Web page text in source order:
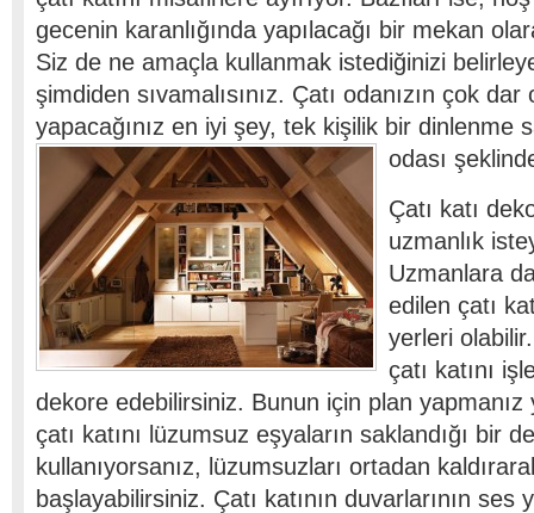
gecenin karanlığında yapılacağı bir mekan
Siz de ne amaçla kullanmak istediğinizi
şimdiden sıvamalısınız. Çatı odanızın çok
yapacağınız en iyi şey, tek kişilik bir dinlenme
odası
Çatı katı
uzmanlık
Uzmanlara
edilen çatı
yerleri
çatı katını
dekore edebilirsiniz. Bunun için plan
çatı katını lüzumsuz eşyaların saklandığı bir
kullanıyorsanız, lüzumsuzları ortadan
başlayabilirsiniz. Çatı katının duvarlarının ses